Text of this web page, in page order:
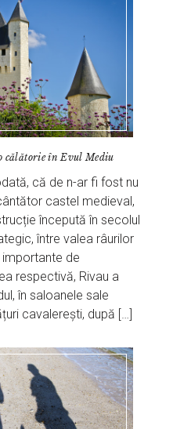
călătorie în Evul Mediu
că de n-ar fi fost nu
castel medieval,
începută în secolul
între valea râurilor
importante de
respectivă, Rivau a
în saloanele sale
cavalerești, după […]